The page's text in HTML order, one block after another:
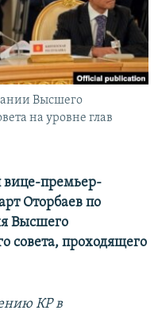
Высшего
на уровне глав
вице-премьер-
Оторбаев по
Высшего
совета, проходящего
КР в